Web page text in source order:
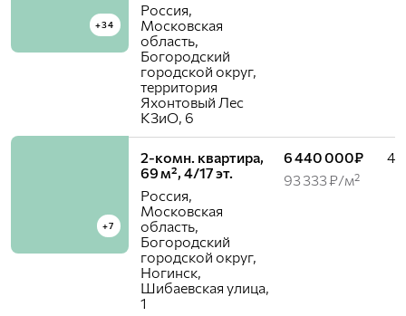
+34
Россия,
Московская
область,
Богородский
городской округ,
территория
Яхонтовый Лес
КЗиО, 6
+7
2-комн. квартира,
69 м², 4/17 эт.
Россия,
Московская
область,
Богородский
городской округ,
Ногинск,
Шибаевская улица,
1
6 440 000₽
93 333 ₽/м²
4 /